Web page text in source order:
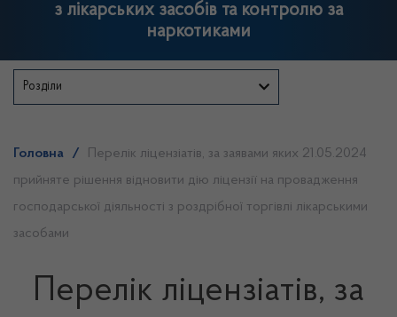
з лікарських засобів та контролю за
наркотиками
Розділи
Головна /
Перелік ліцензіатів, за заявами яких 21.05.2024
прийняте рішення відновити дію ліцензії на провадження
господарської діяльності з роздрібної торгівлі лікарськими
засобами
Перелік ліцензіатів, за